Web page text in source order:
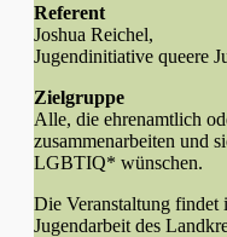
Referent
Joshua Reichel,
Jugendinitiative queere
Zielgruppe
Alle, die ehrenamtlich
zusammenarbeiten und
LGBTIQ* wünschen.
Die Veranstaltung
Jugendarbeit des